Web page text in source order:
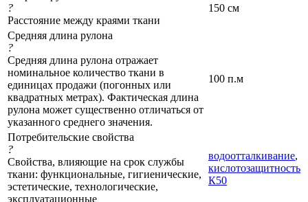
?
Расстояние между краями ткани
150 см
Средняя длина рулона
?
Средняя длина рулона отражает
номинальное количество ткани в
единицах продажи (погонных или
квадратных метрах). Фактическая длина
рулона может существенно отличаться от
указанного среднего значения.
100 п.м
Потребительские свойства
?
Свойства, влияющие на срок службы
ткани: функциональные, гигиенические,
эстетические, технологические,
эксплуатационные
водоотталкивание,
кислотозащитность
К50